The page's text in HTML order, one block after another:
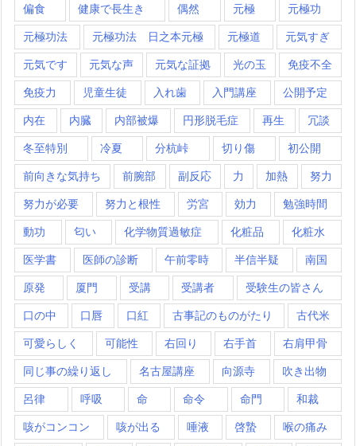
偏食 健康で長生き 偶然 元極 元極功
元極功法 元極功法 日之本元極 元極道 元気すぎ
元気です 元気な声 元気な証拠 光の玉 免疫不全
免疫力 児童生徒 入れ歯 入門講座 公開予定
内在 内臓 内部被爆 円形脱毛症 再生 冗談
冬至特別 冷夏 分杭峠 切り傷 初公開
前向きな気持ち 前腕部 副反応 力 加熱 努力
努力が必要 努力と根性 労宮 効力 勉強時間
動功 匂い 化学物質過敏症 化粧品 化粧水
医学書 医師の診断 午前零時 半信半疑 南国
原発 厦門 受講 受講者 受験生の皆さん
口の中 口唇 口紅 古事記のものがたり 古代米
可愛らしく 可能性 右回り 右手首 右肩甲骨
同じ事の繰り返し 名古屋講座 向源寺 吹き出物
呂律 呼吸 命 命令 命門 和裁
咳がコンコン 咳が出る 唾液 啓蟄 喉の痛み